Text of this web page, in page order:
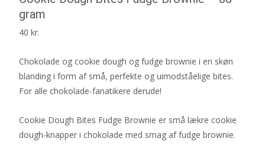
gram
40 kr.
Chokolade og cookie dough og fudge brownie i en skøn
blanding i form af små, perfekte og uimodståelige bites.
For alle chokolade-fanatikere derude!
Cookie Dough Bites Fudge Brownie er små lækre cookie
dough-knapper i chokolade med smag af fudge brownie.